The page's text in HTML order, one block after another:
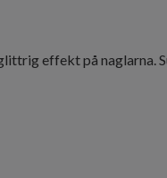
effekt på naglarna.